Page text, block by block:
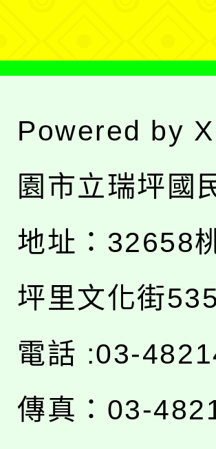
Powered by
園市立瑞坪國
地址： 32658
坪里文化街
電話 :03-
傳真：03-